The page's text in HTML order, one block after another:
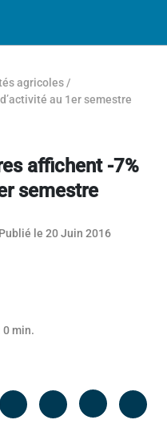
agricoles /
au 1er semestre
affichent -7%
semestre
Publié le 20 Juin 201620 juin
0 min.
Facebook